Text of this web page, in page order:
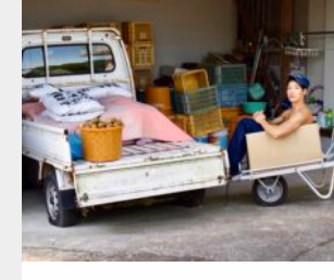
Update:2023.02.11
Category:キウイ農家のマッチョ その他
ONIKKY(デカいよ) 上腕三頭筋 肩 捨てマッ
ダウンロード